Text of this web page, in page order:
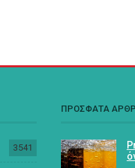
3541
ΠΡΟΣΦΑΤΑ